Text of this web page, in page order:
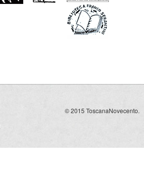
© 2015 ToscanaNovecento.